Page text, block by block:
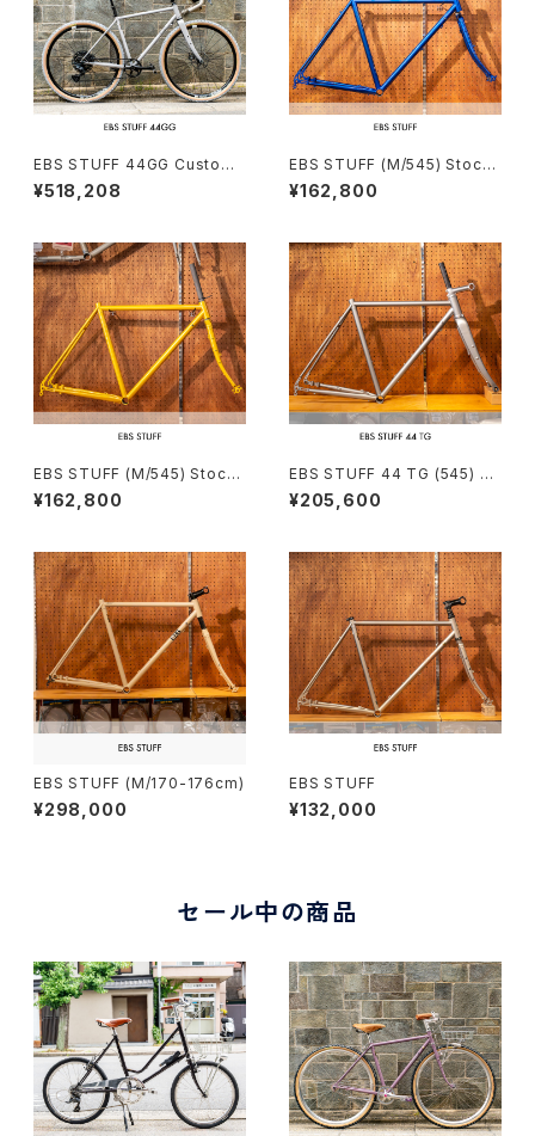
EBS STUFF 44GG Custom
complete bike（162-172c
m）
¥518,208
EBS STUFF (M/545) Stock
frame order (deposit)
¥162,800
EBS STUFF (M/545) Stock
frame order (deposit)
¥162,800
EBS STUFF 44 TG (545) St
ock frame order (deposit)
¥205,600
EBS STUFF (M/170-176cm)
¥298,000
EBS STUFF
¥132,000
セール中の商品